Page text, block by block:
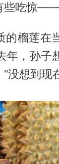
些吃惊
的榴莲在
年，孙
没想到现